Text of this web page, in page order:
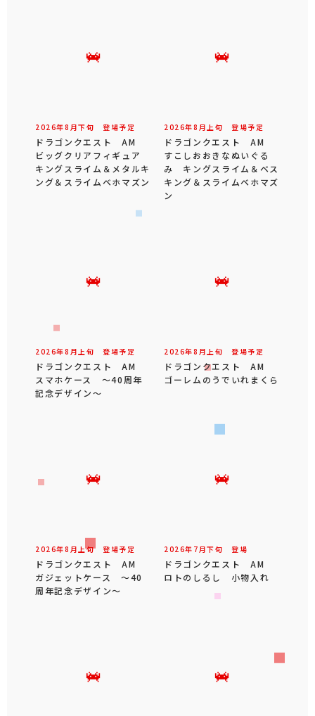
2026年8 月下旬 登場予定
ドラゴンクエスト AM
ビッグクリアフィギュア
キングスライム＆メタルキ
ング＆スライムベホマズン
2026年8 月 上旬 登場予定
ドラゴンクエスト AM
すこしおおきなぬいぐる
み キングスライム＆ベス
キング＆スライムベホマズ
ン
2026年8 月 上旬 登場予定
ドラゴンクエスト AM
スマホケース ～40周年
記念デザイン～
2026年8 月 上旬 登場予定
ドラゴンクエスト AM
ゴーレムのうでいれまくら
2026年8 月 上旬登場予定
ドラゴンクエスト AM
ガジェットケース ～40
周年記念デザイン～
2026年 7 月下旬 登場
ドラゴンクエスト AM
ロトのしるし 小物入れ